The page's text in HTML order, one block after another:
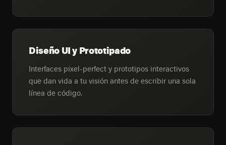
Diseño UI y Prototipado
Interfaces pixel-perfect y prototipos interactivos
que dan vida a tu visión antes de escribir una sola
línea de código.